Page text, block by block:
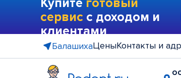
Купите готовый
сервис с доходом и
клиентами
БалашихаЦеныКонтакты и